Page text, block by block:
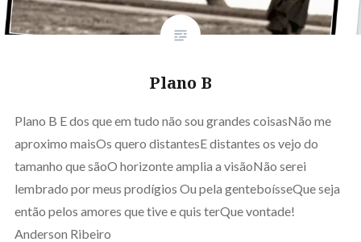
Plano B
Plano B E dos que em tudo não sou grandes coisasNão me
aproximo maisOs quero distantesE distantes os vejo do
tamanho que sãoO horizonte amplia a visãoNão serei
lembrado por meus prodígios Ou pela genteboísseQue seja
então pelos amores que tive e quis terQue vontade!
Anderson Ribeiro